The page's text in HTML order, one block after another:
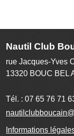
Nautil Club
rue Jacques-Yves
13320 BOUC BEL
Tél. : 07 65 76 71
Informations